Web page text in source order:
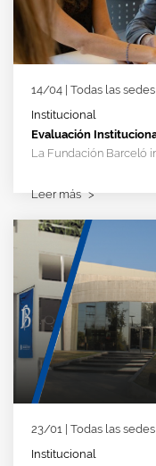
14/04 | Todas las sedes
Institucional
Evaluación
La Fundación Barceló
Leer más >
23/01 | Todas las sedes
Institucional